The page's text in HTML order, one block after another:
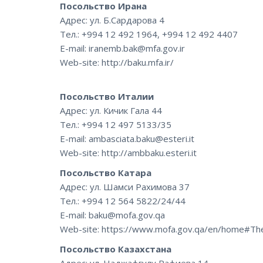
Посольство Ирана
Адрес: ул. Б.Сардарова 4
Тел.: +994 12 492 1964, +994 12 492 4407
E-mail: iranemb.bak@mfa.gov.ir
Web-site: http://baku.mfa.ir/
Посольство Италии
Адрес: ул. Кичик Гала 44
Тел.: +994 12 497 5133/35
E-mail: ambasciata.baku@esteri.it
Web-site: http://ambbaku.esteri.it
Посольство Катара
Адрес: ул. Шамси Рахимова 37
Тел.: +994 12 564 5822/24/44
E-mail: baku@mofa.gov.qa
Web-site: https://www.mofa.gov.qa/en/
Посольство Казахстана